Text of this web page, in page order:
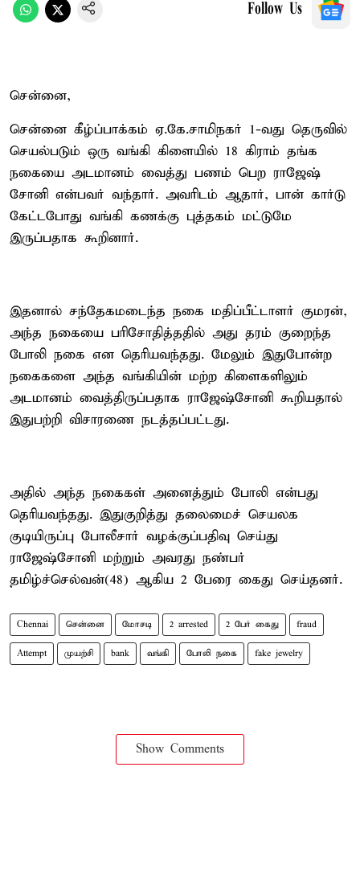
Follow Us
சென்னை,
சென்னை கீழ்ப்பாக்கம் ஏ.கே.சாமிநகர் 1-வது தெருவில்
செயல்படும் ஒரு வங்கி கிளையில் 18 கிராம் தங்க
நகையை அடமானம் வைத்து பணம் பெற ராஜேஷ்
சோனி என்பவர் வந்தார். அவரிடம் ஆதார், பான் கார்டு
கேட்டபோது வங்கி கணக்கு புத்தகம் மட்டுமே
இருப்பதாக கூறினார்.
இதனால் சந்தேகமடைந்த நகை மதிப்பீட்டாளர் குமரன்,
அந்த நகையை பரிசோதித்ததில் அது தரம் குறைந்த
போலி நகை என தெரியவந்தது. மேலும் இதுபோன்ற
நகைகளை அந்த வங்கியின் மற்ற கிளைகளிலும்
அடமானம் வைத்திருப்பதாக ராஜேஷ்சோனி கூறியதால்
இதுபற்றி விசாரணை நடத்தப்பட்டது.
அதில் அந்த நகைகள் அனைத்தும் போலி என்பது
தெரியவந்தது. இதுகுறித்து தலைமைச் செயலக
குடியிருப்பு போலீசார் வழக்குப்பதிவு செய்து
ராஜேஷ்சோனி மற்றும் அவரது நண்பர்
தமிழ்ச்செல்வன்(48) ஆகிய 2 பேரை கைது செய்தனர்.
Chennai சென்னை மோசடி 2 arrested 2 பேர் கைது fraud
Attempt முயற்சி bank வங்கி போலி நகை fake jewelry
Show Comments